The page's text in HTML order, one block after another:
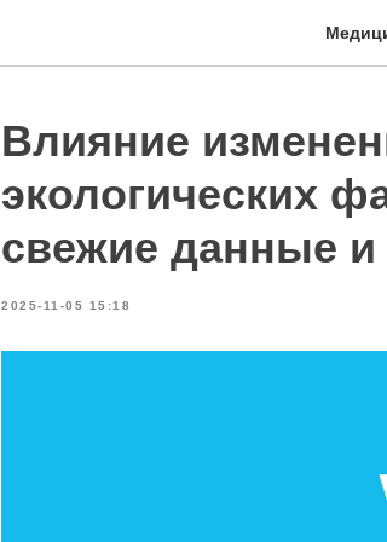
Влияние
экологических
свежие данные
2025-11-05 15:18